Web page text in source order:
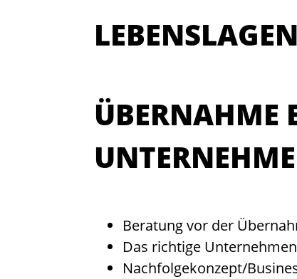
LEBENSLAGEN
ÜBERNAHME
Beratung vor der
Das richtige
Nachfolgekonzept/